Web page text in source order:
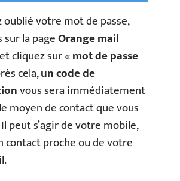
oublié votre mot de passe,
la pageOrange mail
et cliquez sur «mot de passe
cela,un code de
vous sera immédiatement
moyen de contact que vous
peut s’agir de votre mobile,
contact proche ou de votre